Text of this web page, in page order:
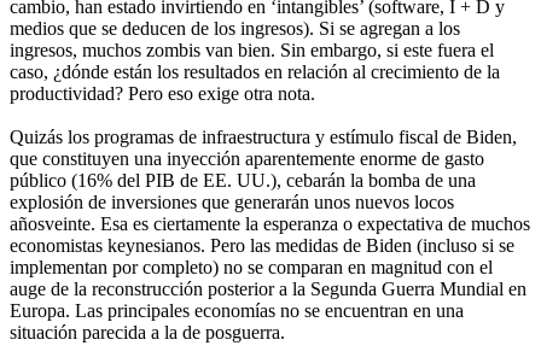
cambio, han estado invirtiendo en ‘intangibles’ (software, I + D y
medios que se deducen de los ingresos). Si se agregan a los
ingresos, muchos zombis van bien. Sin embargo, si este fuera el
caso, ¿dónde están los resultados en relación al crecimiento de la
productividad? Pero eso exige otra nota.
Quizás los programas de infraestructura y estímulo fiscal de Biden,
que constituyen una inyección aparentemente enorme de gasto
público (16% del PIB de EE. UU.), cebarán la bomba de una
explosión de inversiones que generarán unos nuevos locos
añosveinte. Esa es ciertamente la esperanza o expectativa de muchos
economistas keynesianos. Pero las medidas de Biden (incluso si se
implementan por completo) no se comparan en magnitud con el
auge de la reconstrucción posterior a la Segunda Guerra Mundial en
Europa. Las principales economías no se encuentran en una
situación parecida a la de posguerra.